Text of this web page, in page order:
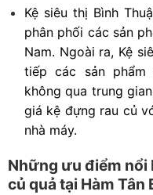
Kệ siêu thị Bình
phân phối các sản
Nam. Ngoài ra, Kệ
tiếp các sản
không qua trung
giá kệ đựng rau củ
nhà máy.
Những ưu điểm nổi
củ quả tại Hàm Tân